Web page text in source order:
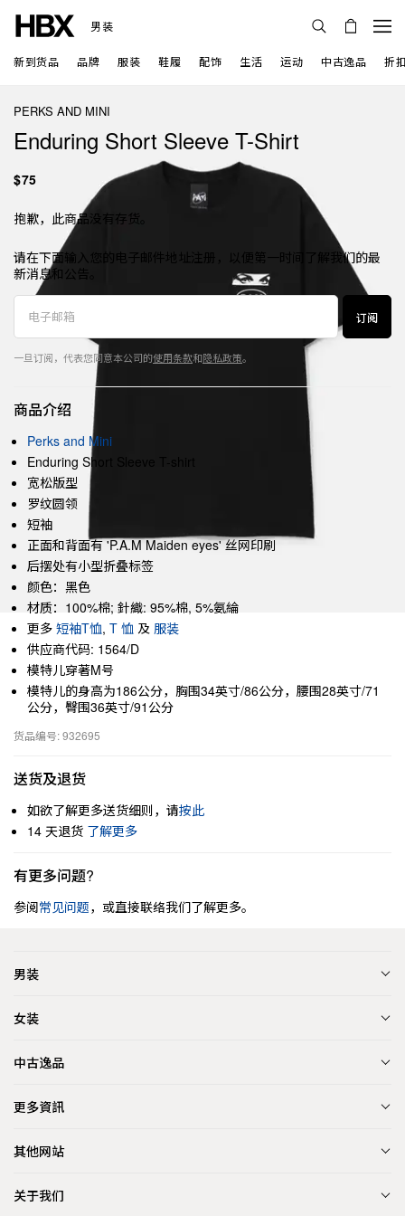
男装
新到货品 品牌 服装 鞋履 配饰 生活 运动 中古逸品 折
PERKS AND MINI
Enduring Short Sleeve T-Shirt
$75
抱歉，此商品没有存货。
请在下面输入您的电子邮件地址注册，以便第一时间了解我们的最
新消息和公告。
订阅
一旦订阅，代表您同意本公司的使用条款和隐私政策。
商品介绍
Perks and Mini
Enduring Short Sleeve T-shirt
宽松版型
罗纹圆领
短袖
正面和背面有 'P.A.M Maiden eyes' 丝网印刷
后摆处有小型折叠标签
颜色：黑色
材质：100%棉; 針織: 95%棉, 5%氨綸
更多 短袖T恤, T 恤 及 服装
供应商代码: 1564/D
模特儿穿著M号
模特儿的身高为186公分，胸围34英寸/86公分，腰围28英寸/71
公分，臀围36英寸/91公分
货品编号: 932695
送货及退货
如欲了解更多送货细则，请按此
14 天退货 了解更多
有更多问题?
参阅常见问题，或直接联络我们了解更多。
男装
女装
中古逸品
更多資訊
其他网站
关于我们